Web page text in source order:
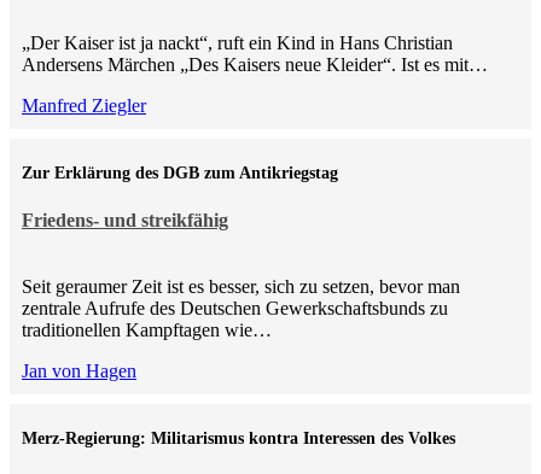
„Der Kaiser ist ja nackt“, ruft ein Kind in Hans Christian
Andersens Märchen „Des Kaisers neue Kleider“. Ist es mit…
Manfred Ziegler
Friedens- und streikfähig
Zur Erklärung des DGB zum Antikriegstag
Seit geraumer Zeit ist es besser, sich zu setzen, bevor man
zentrale Aufrufe des Deutschen Gewerkschaftsbunds zu
traditionellen Kampftagen wie…
Jan von Hagen
Merz-Regierung: Militarismus kontra Inte­ressen des Volkes